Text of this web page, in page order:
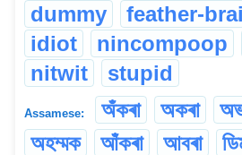
dummy
feather-
idiot
nincompoop
nitwit
stupid
Assamese: অঁকৰা অকৰা
অহম্মক
আঁকৰা আবৰা